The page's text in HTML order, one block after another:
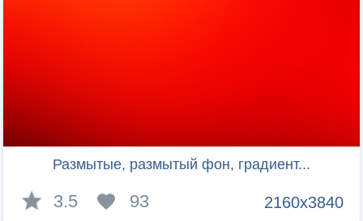
Размытые, размытый фон, градиент...
2160x3840
3.5 93